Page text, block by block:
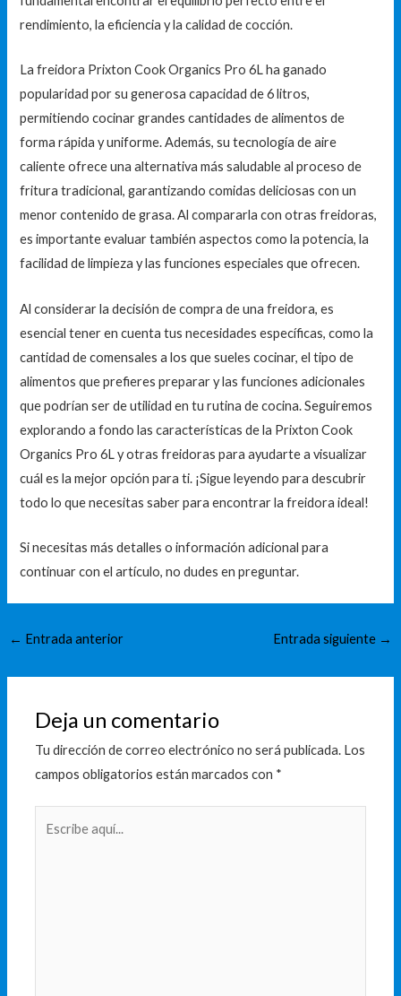
rendimiento, la eficiencia y la calidad de cocción.
La freidora Prixton Cook Organics Pro 6L ha ganado
popularidad por su generosa capacidad de 6 litros,
permitiendo cocinar grandes cantidades de alimentos de
forma rápida y uniforme. Además, su tecnología de aire
caliente ofrece una alternativa más saludable al proceso de
fritura tradicional, garantizando comidas deliciosas con un
menor contenido de grasa. Al compararla con otras freidoras,
es importante evaluar también aspectos como la potencia, la
facilidad de limpieza y las funciones especiales que ofrecen.
Al considerar la decisión de compra de una freidora, es
esencial tener en cuenta tus necesidades específicas, como la
cantidad de comensales a los que sueles cocinar, el tipo de
alimentos que prefieres preparar y las funciones adicionales
que podrían ser de utilidad en tu rutina de cocina. Seguiremos
explorando a fondo las características de la Prixton Cook
Organics Pro 6L y otras freidoras para ayudarte a visualizar
cuál es la mejor opción para ti. ¡Sigue leyendo para descubrir
todo lo que necesitas saber para encontrar la freidora ideal!
Si necesitas más detalles o información adicional para
continuar con el artículo, no dudes en preguntar.
← Entrada anterior Entrada siguiente →
Deja un comentario
Tu dirección de correo electrónico no será publicada. Los
campos obligatorios están marcados con *